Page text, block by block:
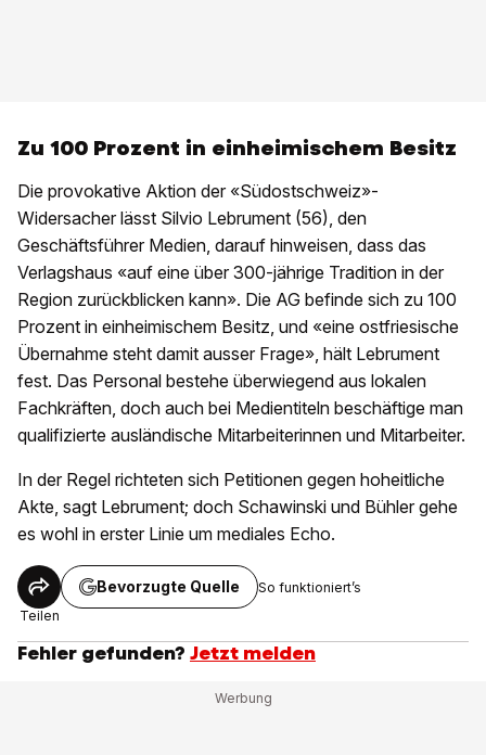
Zu 100 Prozent in einheimischem Besitz
Die provokative Aktion der «Südostschweiz»-
Widersacher lässt Silvio Lebrument (56), den
Geschäftsführer Medien, darauf hinweisen, dass das
Verlagshaus «auf eine über 300-jährige Tradition in der
Region zurückblicken kann». Die AG befinde sich zu 100
Prozent in einheimischem Besitz, und «eine ostfriesische
Übernahme steht damit ausser Frage», hält Lebrument
fest. Das Personal bestehe überwiegend aus lokalen
Fachkräften, doch auch bei Medientiteln beschäftige man
qualifizierte ausländische Mitarbeiterinnen und Mitarbeiter.
In der Regel richteten sich Petitionen gegen hoheitliche
Akte, sagt Lebrument; doch Schawinski und Bühler gehe
es wohl in erster Linie um mediales Echo.
Teilen
Bevorzugte Quelle So funktioniert’s
Fehler gefunden? Jetzt melden